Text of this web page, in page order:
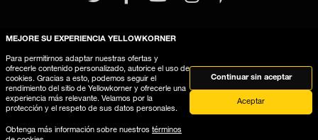
Aviso legalTérminos y Condiciones Generales
Este sitio web utiliza cookies
MEJORE SU EXPERIENCIA YELLOWKORNER
Para permitirnos adaptar nuestras ofertas y
ofrecerle contenido personalizado, autorice el uso de
cookies. Gracias a esto, podemos seguir el
rendimiento del sitio de Yellowkorner y ofrecerle una
experiencia más relevante. Velamos por la
protección y el respeto de sus datos personales.
Obtenga más información sobre nuestros términos
Continuar sin aceptar
Aceptar